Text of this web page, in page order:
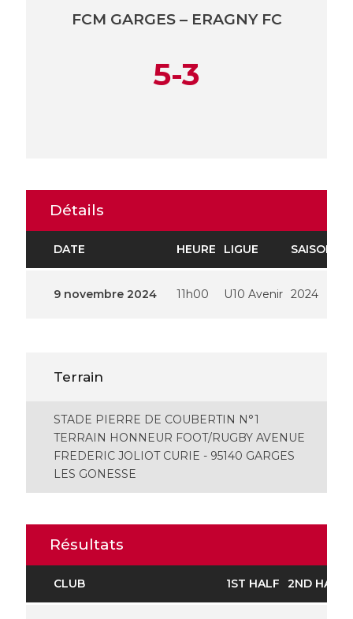
FCM GARGES – ERAGNY FC
5-3
Détails
DATE HEURE LIGUE SAISON
9 novembre 2024 11h00 U10 Avenir 2024
Terrain
STADE PIERRE DE COUBERTIN N°1
TERRAIN HONNEUR FOOT/RUGBY AVENUE
FREDERIC JOLIOT CURIE - 95140 GARGES
LES GONESSE
Résultats
CLUB 1ST HALF 2ND HALF